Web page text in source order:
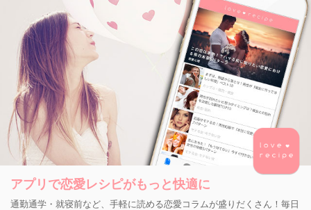
アプリで恋愛レシピがもっと快適に
通勤通学・就寝前など、手軽に読める恋愛コラムが盛りだくさん！毎日